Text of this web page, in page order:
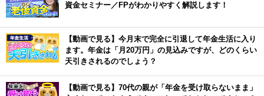
資金セミナー／FPがわかりやすく解説します！
【動画で見る】今月末で完全に引退して年金生活に入り
ます。年金は「月20万円」の見込みですが、どのくらい
天引きされるのでしょう？
【動画で見る】70代の親が「年金を受け取らないまま」